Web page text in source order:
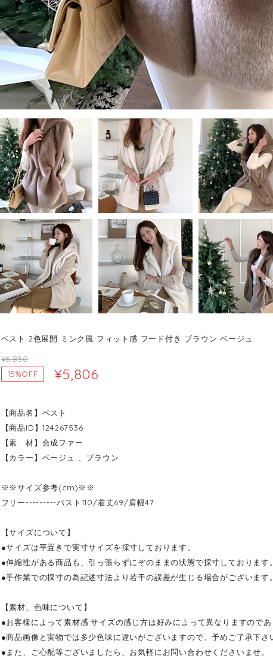
ベスト 2色展開 ミンク風 フィット感 フード付き ブラウン ベージュ
¥6,830
15%OFF
¥5,806
【商品名】ベスト
【商品ID】124267536
【素 材】合成ファー
【カラー】ベージュ 、ブラウン
※※サイズ参考(cm)※※
フリー---------バスト110/着丈69/肩幅47
【サイズについて】
●サイズは平置きで実寸サイズを採寸しております。
●伸縮性がある商品も、引っ張らずにぞのままの状態で採寸しております。
●手作業での採寸の為記述寸法より若干の誤差が生じる場合がございます。
【素材、色味について】
●お客様によって素材感·サイズの感じ方は好みによって異なりますので
●商品画像と実物では多少色味に違いがございますので、予めご了承下さ
●また、ご心配等ございましたら、お気軽にお問い合わせくださいませ。